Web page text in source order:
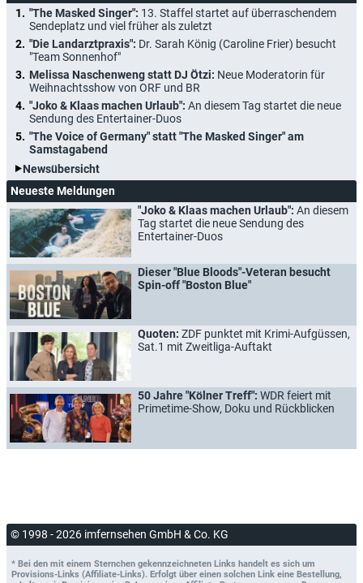
"The Masked Singer": 13. Staffel startet auf überraschendem
Sendeplatz und viel früher als zuletzt
"Die Landarztpraxis": Dr. Sarah König (Caroline Frier) besucht
"Team Sonnenhof"
Melissa Naschenweng statt DJ Ötzi: Neue Moderatorin für
Weihnachtsshow von ORF und BR
"Joko & Klaas machen Urlaub": An diesem Tag startet die neue
Sendung des Entertainer-Duos
"The Voice of Germany" statt "The Masked Singer" am
Samstagabend
Newsübersicht
Neueste Meldungen
"Joko & Klaas machen Urlaub": An diesem
Tag startet die neue Sendung des
Entertainer-Duos
Dieser "Blue Bloods"-Veteran besucht
Spin-off "Boston Blue"
Quoten: ZDF punktet mit Krimi-Aufgüssen,
Sat.1 mit Zweitliga-Auftakt
50 Jahre "Kölner Treff": WDR feiert mit
Primetime-Show, Doku und Rückblicken
© 1998 - 2026 imfernsehen GmbH & Co. KG
* Bei den mit einem Sternchen gekennzeichneten Links handelt es sich um
Provisions-Links (Affiliate-Links). Erfolgt über einen solchen Link eine Bestellung,